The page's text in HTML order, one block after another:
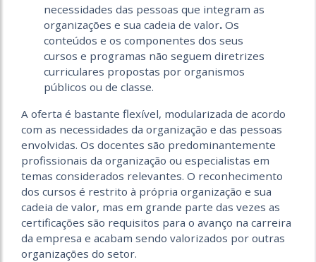
necessidades das pessoas que integram as
organizações e sua cadeia de valor. Os
conteúdos e os componentes dos seus
cursos e programas não seguem diretrizes
curriculares propostas por organismos
públicos ou de classe.
A oferta é bastante flexível, modularizada de acordo
com as necessidades da organização e das pessoas
envolvidas. Os docentes são predominantemente
profissionais da organização ou especialistas em
temas considerados relevantes. O reconhecimento
dos cursos é restrito à própria organização e sua
cadeia de valor, mas em grande parte das vezes as
certificações são requisitos para o avanço na carreira
da empresa e acabam sendo valorizados por outras
organizações do setor.